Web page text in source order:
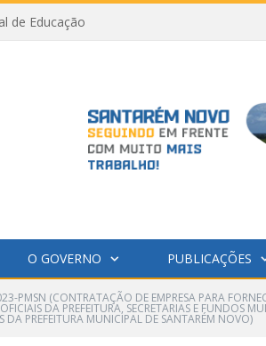
de Educação
O GOVERNO PUBLICAÇÕES
PMSN (CONTRATAÇÃO DE EMPRESA PARA
DA PREFEITURA, SECRETARIAS E FUNDOS
DA PREFEITURA MUNICIPAL DE SANTARÉM NOVO)